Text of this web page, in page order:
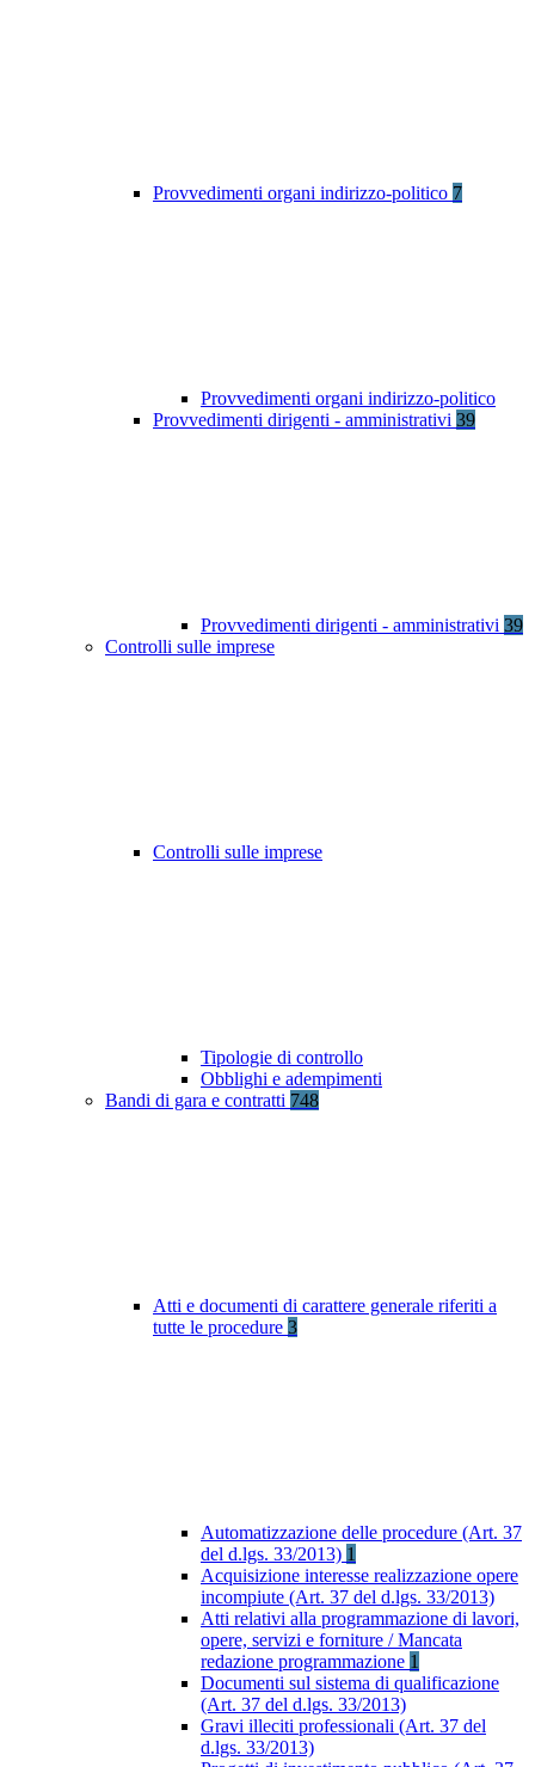
Provvedimenti organi indirizzo-politico 7
Provvedimenti organi indirizzo-politico
Provvedimenti dirigenti - amministrativi 39
Provvedimenti dirigenti - amministrativi 39
Controlli sulle imprese
Controlli sulle imprese
Tipologie di controllo
Obblighi e adempimenti
Bandi di gara e contratti 748
Atti e documenti di carattere generale riferiti a
tutte le procedure 3
Automatizzazione delle procedure (Art. 37
del d.lgs. 33/2013) 1
Acquisizione interesse realizzazione opere
incompiute (Art. 37 del d.lgs. 33/2013)
Atti relativi alla programmazione di lavori,
opere, servizi e forniture / Mancata
redazione programmazione 1
Documenti sul sistema di qualificazione
(Art. 37 del d.lgs. 33/2013)
Gravi illeciti professionali (Art. 37 del
d.lgs. 33/2013)